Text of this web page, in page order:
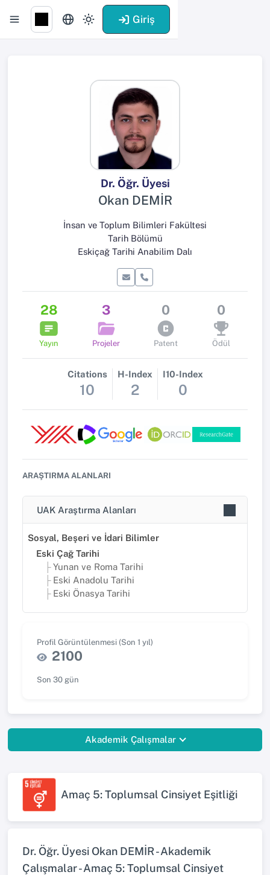
Giriş
Dr. Öğr. Üyesi
Okan DEMİR
İnsan ve Toplum Bilimleri Fakültesi
Tarih Bölümü
Eskiçağ Tarihi Anabilim Dalı
28
Yayın
3
Projeler
0
Patent
0
Ödül
Citations
10
H-Index
2
I10-Index
0
ARAŞTIRMA ALANLARI
UAK Araştırma Alanları
Sosyal, Beşeri ve İdari Bilimler
Eski Çağ Tarihi
Yunan ve Roma Tarihi
Eski Anadolu Tarihi
Eski Önasya Tarihi
Profil Görüntülenmesi (Son 1 yıl)
2100
Son 30 gün
Akademik Çalışmalar
Amaç 5: Toplumsal Cinsiyet Eşitliği
Dr. Öğr. Üyesi Okan DEMİR - Akademik
Çalışmalar - Amaç 5: Toplumsal Cinsiyet